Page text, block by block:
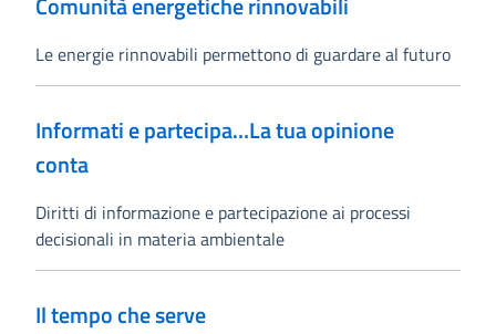
Le energie rinnovabili permettono di guardare al futuro
Informati e partecipa…La tua opinione
conta
Diritti di informazione e partecipazione ai processi
decisionali in materia ambientale
Il tempo che serve